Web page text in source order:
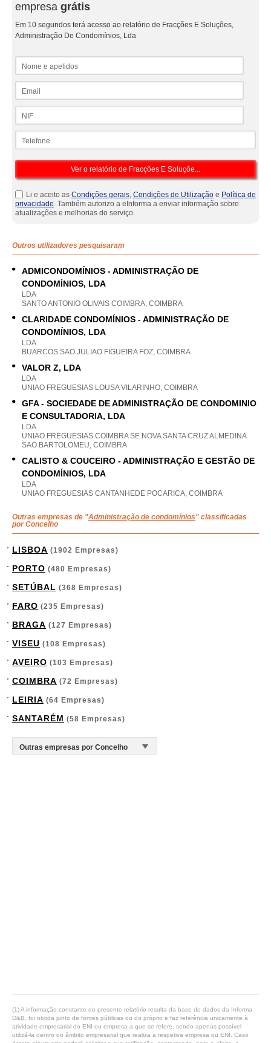
empresa grátis
Em 10 segundos terá acesso ao relatório de Fracções E Soluções,
Administração De Condomínios, Lda
Li e aceito as Condições gerais, Condições de Utilização e Política de
privacidade. Também autorizo a eInforma a enviar informação sobre
atualizações e melhorias do serviço.
Outros utilizadores pesquisaram
ADMICONDOMÍNIOS - ADMINISTRAÇÃO DE
CONDOMÍNIOS, LDA
LDA
SANTO ANTONIO OLIVAIS COIMBRA, COIMBRA
CLARIDADE CONDOMÍNIOS - ADMINISTRAÇÃO DE
CONDOMÍNIOS, LDA
LDA
BUARCOS SAO JULIAO FIGUEIRA FOZ, COIMBRA
VALOR Z, LDA
LDA
UNIAO FREGUESIAS LOUSA VILARINHO, COIMBRA
GFA - SOCIEDADE DE ADMINISTRAÇÃO DE CONDOMINIO
E CONSULTADORIA, LDA
LDA
UNIAO FREGUESIAS COIMBRA SE NOVA SANTA CRUZ ALMEDINA
SAO BARTOLOMEU, COIMBRA
CALISTO & COUCEIRO - ADMINISTRAÇÃO E GESTÃO DE
CONDOMÍNIOS, LDA
LDA
UNIAO FREGUESIAS CANTANHEDE POCARICA, COIMBRA
Outras empresas de "Administração de condomínios" classificadas
por Concelho
LISBOA (1902 Empresas)
PORTO (480 Empresas)
SETÚBAL (368 Empresas)
FARO (235 Empresas)
BRAGA (127 Empresas)
VISEU (108 Empresas)
AVEIRO (103 Empresas)
COIMBRA (72 Empresas)
LEIRIA (64 Empresas)
SANTARÉM (58 Empresas)
(1) A informação constante do presente relatório resulta da base de dados da Informa
D&B, foi obtida junto de fontes públicas ou do próprio e faz referência unicamente à
atividade empresarial do ENI ou empresa a que se refere, sendo apenas possível
utilizá-la dentro do âmbito empresarial que realiza a respetiva empresa ou ENI. Caso